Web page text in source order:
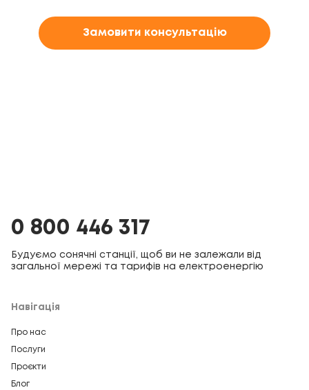
Замовити консультацію
0 800 446 317
Будуємо сонячні станції, щоб ви не залежали від
загальної мережі та тарифів на електроенергію
Навігація
Про нас
Послуги
Проєкти
Блог